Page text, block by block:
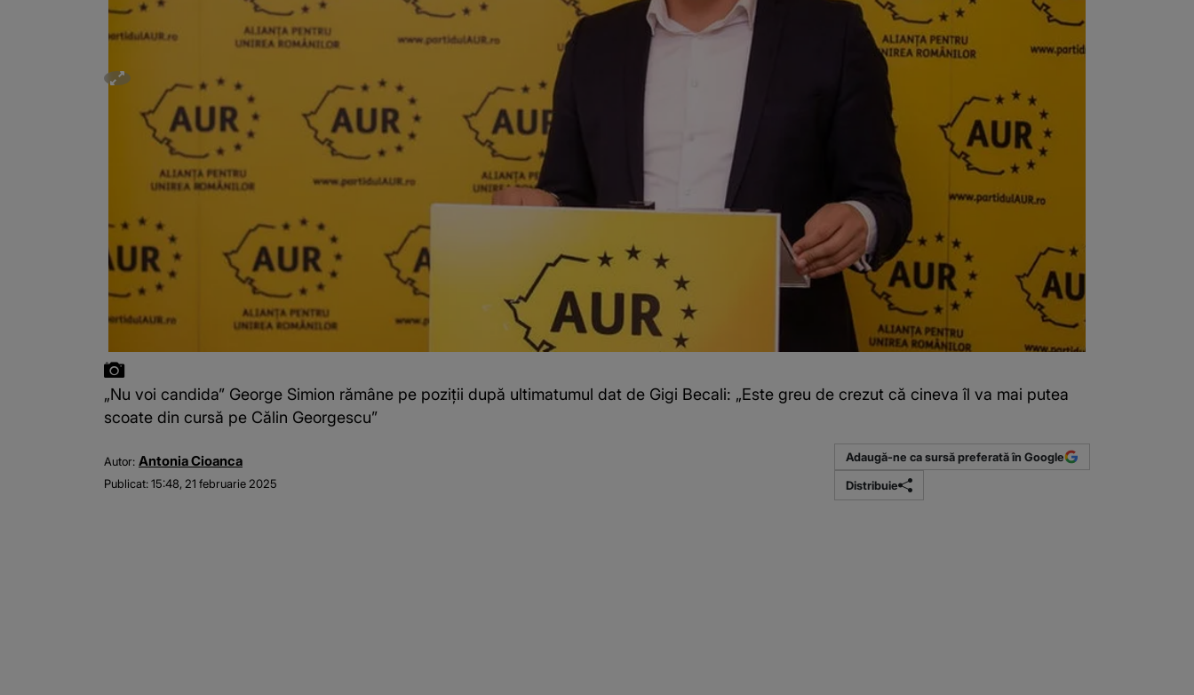
„Nu voi candida” George Simion rămâne pe poziții după ultimatumul dat de Gigi Becali: „Este greu de crezut că cineva îl va mai putea
scoate din cursă pe Călin Georgescu”
Autor: Antonia Cioanca
Publicat:15:48, 21 februarie 2025
Adaugă-ne ca sursă preferată în Google
Distribuie